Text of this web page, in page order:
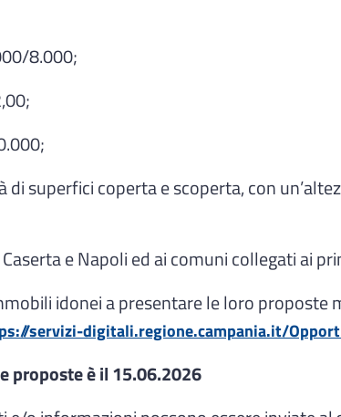
8.000;
superfici coperta e scoperta, con
e Napoli ed ai comuni collegati ai
idonei a presentare le loro
servizi-digitali.regione.campania.it/
proposte è il 15.06.2026